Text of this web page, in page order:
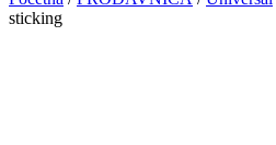
sticking